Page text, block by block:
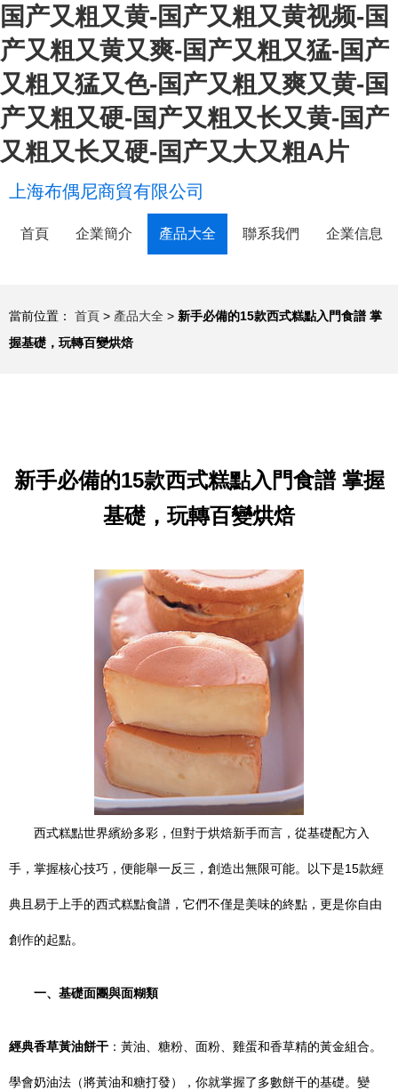
国产又粗又黄-国产又粗又黄视频-国
产又粗又黄又爽-国产又粗又猛-国产
又粗又猛又色-国产又粗又爽又黄-国
产又粗又硬-国产又粗又长又黄-国产
又粗又长又硬-国产又大又粗A片
上海布偶尼商貿有限公司
首頁 企業簡介 產品大全 聯系我們 企業信息
當前位置： 首頁 > 產品大全 > 新手必備的15款西式糕點入門食譜 掌
握基礎，玩轉百變烘焙
新手必備的15款西式糕點入門食譜 掌握
基礎，玩轉百變烘焙
西式糕點世界繽紛多彩，但對于烘焙新手而言，從基礎配方入
手，掌握核心技巧，便能舉一反三，創造出無限可能。以下是15款經
典且易于上手的西式糕點食譜，它們不僅是美味的終點，更是你自由
創作的起點。
一、基礎面團與面糊類
經典香草黃油餅干 ：黃油、糖粉、面粉、雞蛋和香草精的黃金組合。
學會奶油法（將黃油和糖打發），你就掌握了多數餅干的基礎。變